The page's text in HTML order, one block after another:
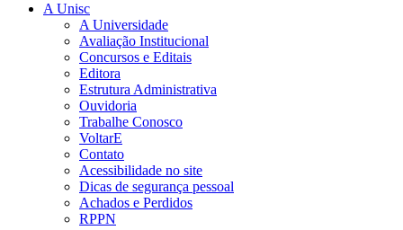
A Unisc
A Universidade
Avaliação Institucional
Concursos e Editais
Editora
Estrutura Administrativa
Ouvidoria
Trabalhe Conosco
VoltarE
Contato
Acessibilidade no site
Dicas de segurança pessoal
Achados e Perdidos
RPPN